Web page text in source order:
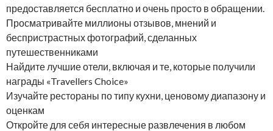
предоставляется бесплатно и очень просто в обращении.
Просматривайте миллионы отзывов, мнений и
беспристрастных фотографий, сделанных
путешественниками
Найдите лучшие отели, включая и те, которые получили
награды «Travellers Choice»
Изучайте рестораны по типу кухни, ценовому диапазону и
оценкам
Откройте для себя интересные развлечения в любом